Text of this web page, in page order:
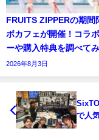
FRUITS ZIPPERの期間
ボカフェが開催！コラ
ーや購入特典を調べてみ
2026年8月3日
で人